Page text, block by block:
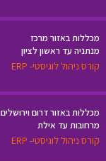
מכללות באזור מרכז
מנתניה עד ראשון לציון
קורס ניהול לוגיסטי- ERP
מכללות באזור דרום וירושלים
מרחובות עד אילת
קורס ניהול לוגיסטי- ERP